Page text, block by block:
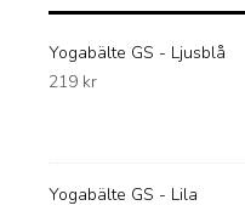
Yogabälte GS - Ljusblå
219 kr
Yogabälte GS - Lila